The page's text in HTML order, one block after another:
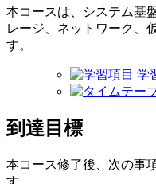
本コースは、システム基
レージ、ネットワーク、
す。
学
到達目標
本コース修了後、次の事